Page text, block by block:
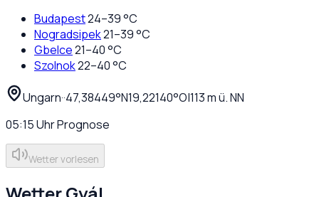
Budapest24–39°C
Nogradsipek21–39°C
Gbelce21–40°C
Szolnok22–40°C
Ungarn··47,38449°N19,22140°O|113m ü. NN
05:15UhrPrognose
Wetter vorlesen